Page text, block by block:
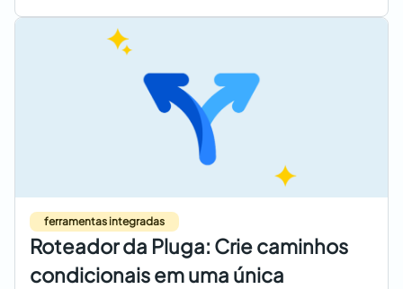
ferramentas integradas
Roteador da Pluga: Crie caminhos
condicionais em uma única